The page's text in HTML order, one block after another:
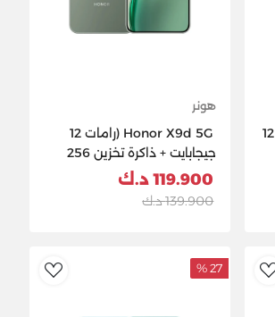
هونر ماجيك 8 برو 5G (رامات 12
هونر
Honor X9d 5G (رامات 12
جيجابايت + ذاكرة تخزين 256
جيجابايت) - أخضر
119.900 د.ك
139.900 د.ك
AddToWishlist
27 %